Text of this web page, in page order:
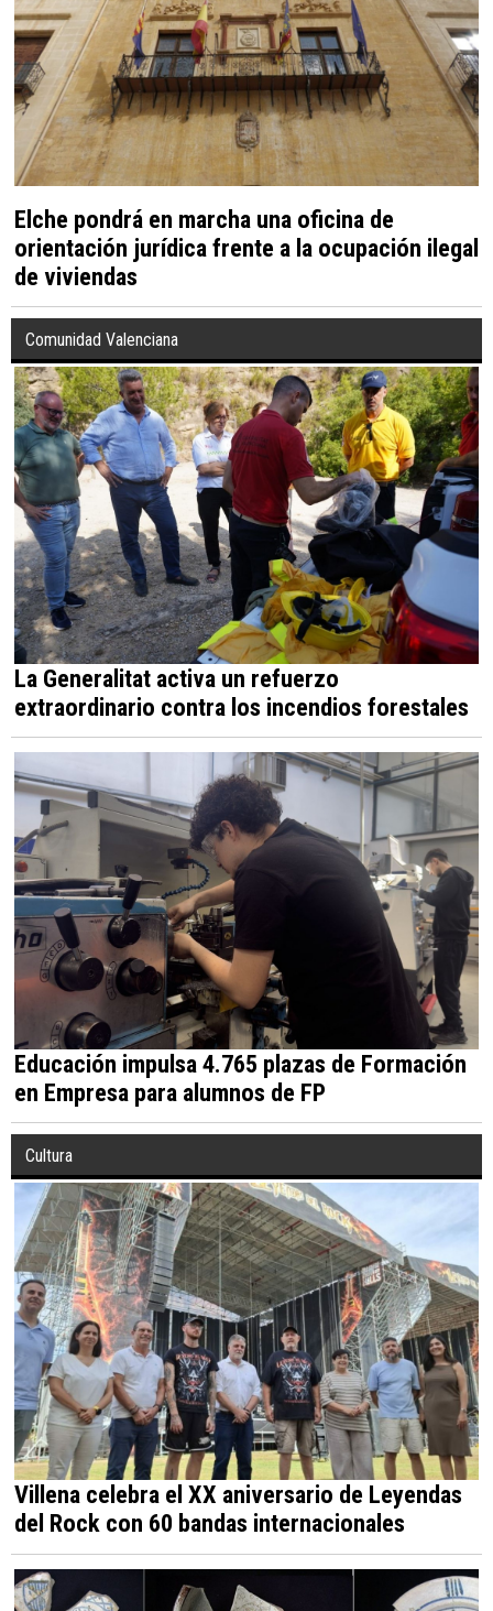
Elche pondrá en marcha una oficina de
orientación jurídica frente a la ocupación ilegal
de viviendas
Comunidad Valenciana
La Generalitat activa un refuerzo
extraordinario contra los incendios forestales
Educación impulsa 4.765 plazas de Formación
en Empresa para alumnos de FP
Cultura
Villena celebra el XX aniversario de Leyendas
del Rock con 60 bandas internacionales